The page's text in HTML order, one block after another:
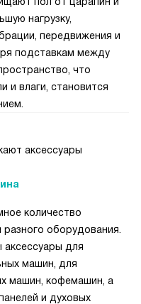
нагрузку,
передвижения и
подставкам между
что
и влаги, становится
аксессуары
количество
оборудования.
для
машин, для
машин, кофемашин, а
и духовых